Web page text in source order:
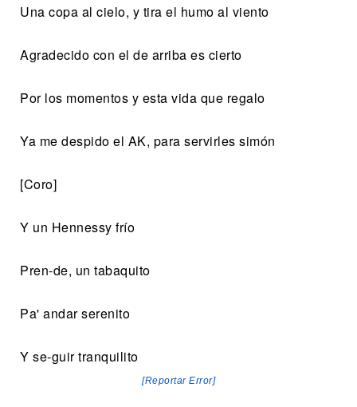
Una copa al cielo, y tira el humo al viento
Agradecido con el de arriba es cierto
Por los momentos y esta vida que regalo
Ya me despido el AK, para servirles simón
[Coro]
Y un Hennessy frío
Pren-de, un tabaquito
Pa' andar serenito
Y se-guir tranquilito
[Reportar Error]